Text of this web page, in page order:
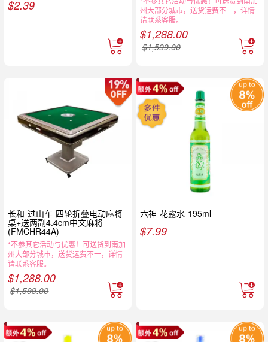
$2.39
州大部分城市，送货运费不一，详情
请联系客服。
$1,288.00
$1,599.00
长和 过山车 四轮折叠电动麻将
桌+送两副4.4cm中文麻将
(FMCHR44A)
*不参其它活动与优惠！可送货到南加
州大部分城市，送货运费不一，详情
请联系客服。
$1,288.00
$1,599.00
六神 花露水 195ml
$7.99